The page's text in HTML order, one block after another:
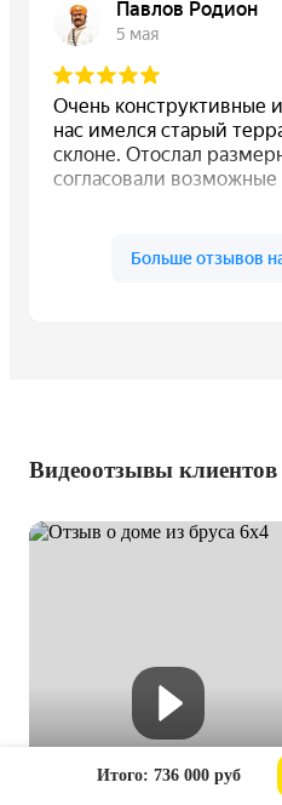
Итого: 736 000 руб
Видеоотзывы клиентов